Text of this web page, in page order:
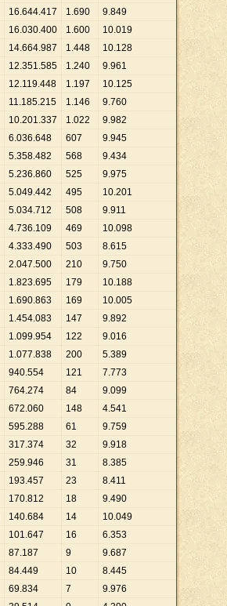
16.644.417 1.690 9.849
16.030.400 1.600 10.019
14.664.987 1.448 10.128
12.351.585 1.240 9.961
12.119.448 1.197 10.125
11.185.215 1.146 9.760
10.201.337 1.022 9.982
6.036.648 607 9.945
5.358.482 568 9.434
5.236.860 525 9.975
5.049.442 495 10.201
5.034.712 508 9.911
4.736.109 469 10.098
4.333.490 503 8.615
2.047.500 210 9.750
1.823.695 179 10.188
1.690.863 169 10.005
1.454.083 147 9.892
1.099.954 122 9.016
1.077.838 200 5.389
940.554 121 7.773
764.274 84 9.099
672.060 148 4.541
595.288 61 9.759
317.374 32 9.918
259.946 31 8.385
193.457 23 8.411
170.812 18 9.490
140.684 14 10.049
101.647 16 6.353
87.187 9 9.687
84.449 10 8.445
69.834 7 9.976